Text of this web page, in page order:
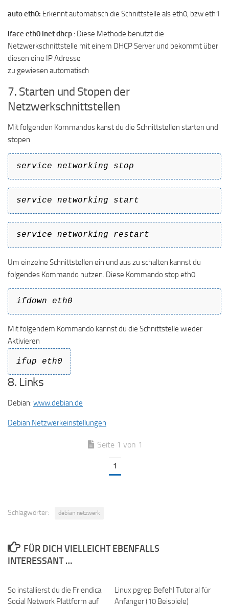
auto eth0: Erkennt automatisch die Schnittstelle als eth0, bzw eth1
iface eth0 inet dhcp : Diese Methode benutzt die
Netzwerkschnittstelle mit einem DHCP Server und bekommt über
diesen eine IP Adresse
zu gewiesen automatisch
7. Starten und Stopen der
Netzwerkschnittstellen
Mit folgenden Kommandos kanst du die Schnittstellen starten und
stopen
service networking stop
service networking start
service networking restart
Um einzelne Schnittstellen ein und aus zu schalten kannst du
folgendes Kommando nutzen. Diese Kommando stop eth0
ifdown eth0
Mit folgendem Kommando kannst du die Schnittstelle wieder
Aktivieren
ifup eth0
8. Links
Debian: www.debian.de
Debian Netzwerkeinstellungen
Seite 1 von 1
1
Schlagwörter: debian netzwerk
FÜR DICH VIELLEICHT EBENFALLS
INTERESSANT …
So installierst du die Friendica
Social Network Plattform auf
Linux pgrep Befehl Tutorial für
Anfänger (10 Beispiele)